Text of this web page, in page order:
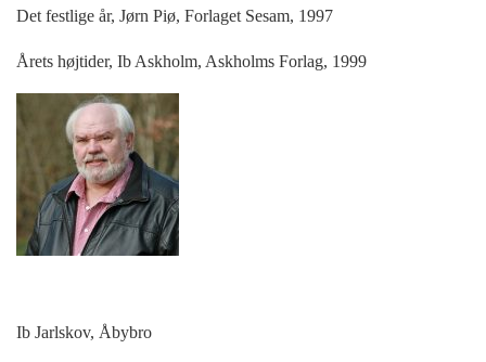
Det festlige år, Jørn Piø, Forlaget Sesam, 1997
Årets højtider, Ib Askholm, Askholms Forlag, 1999
Ib Jarlskov, Åbybro